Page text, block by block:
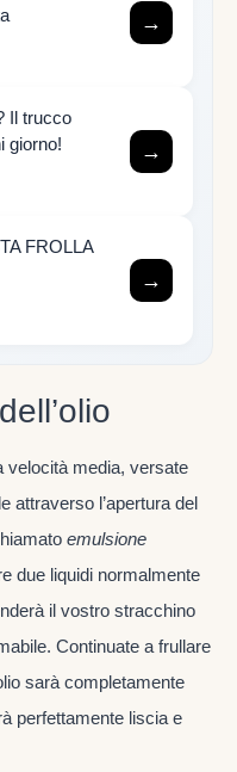
→
Il trucco
giorno!
→
FROLLA
→
velocità media, versate
attraverso l’apertura del
emulsione
due liquidi normalmente
il vostro stracchino
Continuate a frullare
sarà completamente
perfettamente liscia e